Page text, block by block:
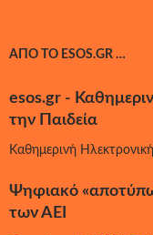
ΑΠΌ ΤΟ ESOS.GR …
esos.gr -
την Παιδεία
Καθημερινή
Ψηφιακό
των ΑΕΙ